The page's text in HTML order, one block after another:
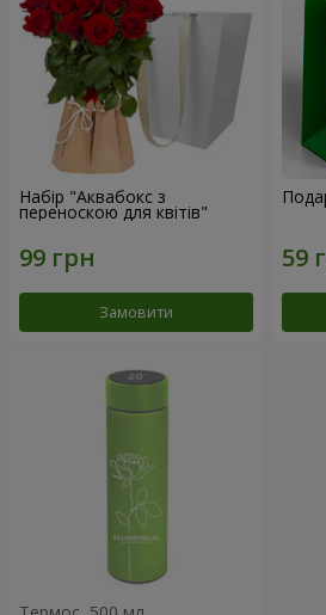
Набір "Аквабокс з
переноскою для квітів"
Замовити